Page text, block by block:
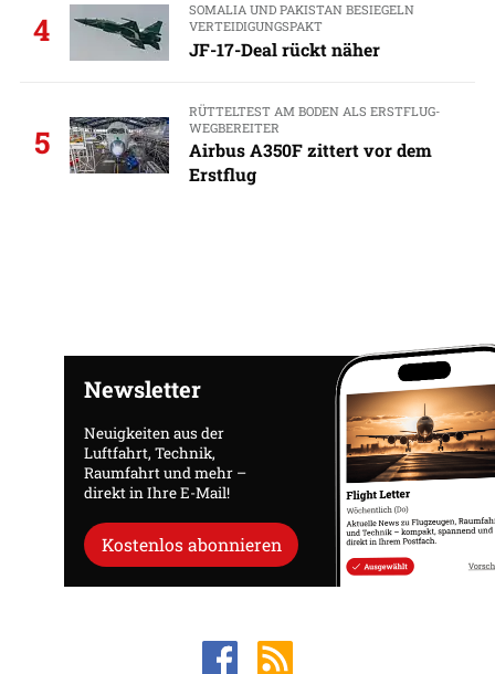
4
SOMALIA UND PAKISTAN BESIEGELN
VERTEIDIGUNGSPAKT
JF-17-Deal rückt näher
5
RÜTTELTEST AM BODEN ALS ERSTFLUG-
WEGBEREITER
Airbus A350F zittert vor dem
Erstflug
Newsletter
Neuigkeiten aus der
Luftfahrt, Technik,
Raumfahrt und mehr –
direkt in Ihre E-Mail!
Kostenlos abonnieren